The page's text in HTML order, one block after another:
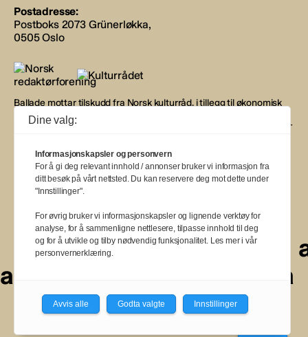
Postadresse:
Postboks 2073 Grünerløkka,
0505 Oslo
Ballade mottar tilskudd fra Norsk kulturråd, i tillegg til økonomisk
støtte fra eierne NOPA, Norsk komponistforening og
Musikkforleggerne. Ballade drives etter Redaktør- og Vær Varsom-
BALLADE — NORGES MUSIKKMAGASIN
a
aa
aa
a
a
Dine valg:
Informasjonskapsler og personvern
For å gi deg relevant innhold / annonser bruker vi informasjon fra
ditt besøk på vårt nettsted. Du kan reservere deg mot dette under
"Innstillinger".
For øvrig bruker vi informasjonskapsler og lignende verktøy for
analyse, for å sammenligne nettlesere, tilpasse innhold til deg
og for å utvikle og tilby nødvendig funksjonalitet. Les mer i vår
personvernerklæring.
Avvis alle Godta valgte Innstillinger